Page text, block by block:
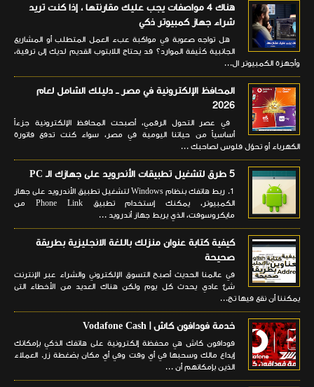
هناك 4 مواصفات يجب عليك مقارنتها ، إذا كنت تريد
شراء جهاز كمبيوتر ذكي
هل تواجه صعوبة في مواكبة عبء العمل المتطلب أو المشاريع
الجانبية كثيفة الموارد؟ قد يحتاج اللابتوب القديم لديك إلى ترقية،
وأجهزة الكمبيوتر ال...
المحافظ الإلكترونية في مصر ــ دليلك الشامل لعام
2026
في عصر التحول الرقمي، أصبحت المحافظ الإلكترونية جزءاً
أساسياً من حياتنا اليومية في مصر، سواء كنت تدفع فاتورة
الكهرباء أو تحوّل فلوس لصاحبك ...
5 طرق لتشغيل تطبيقات الأندرويد على جهازك الـ PC
1. ربط هاتفك بنظام Windows لتشغيل تطبيق الأندرويد على جهاز
الكمبيوتر، يمكنك إستخدام تطبيق Phone Link من
مايكروسوفت، الذي يربط جهاز أندرويد ...
كيفية كتابة عنوان منزلك باللغة الانجليزية بطريقة
صحيحة
في عالمنا الحديث أصبح التسوق الإلكتروني والشراء عبر الإنترنت
شئ عادي يحدث كل يوم ولكن هناك العديد من الأخطاء التى
يمكننا أن نقع فيها تج...
خدمة فودافون كاش | Vodafone Cash
فودافون كاش هي محفظة إلكترونية على هاتفك الذكي بإمكانك
إيداع مالك وسحبها في أي وقت وفي أي مكان بضغطة زر. العملاء
الذين بإمكانهم أن ...